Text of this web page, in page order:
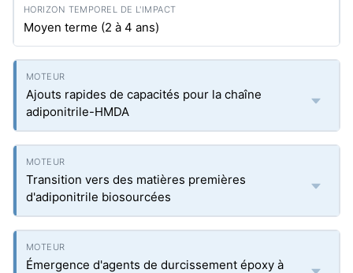
Moyen terme (2 à 4 ans)
Ajouts rapides de capacités pour la chaîne
adiponitrile-HMDA
Transition vers des matières premières
d'adiponitrile biosourcées
Émergence d'agents de durcissement époxy à